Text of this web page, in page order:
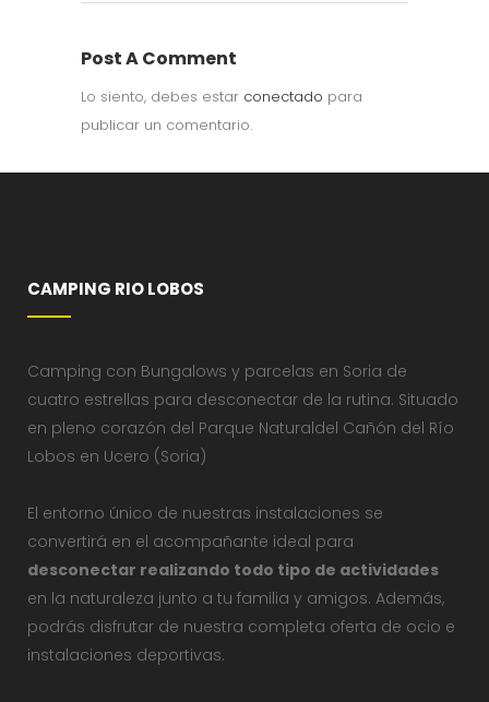
Post A Comment
Lo siento, debes estar conectado para
publicar un comentario.
CAMPING RIO LOBOS
Camping con Bungalows y parcelas en Soria de
cuatro estrellas para desconectar de la rutina. Situado
en pleno corazón del Parque Naturaldel Cañón del Río
Lobos en Ucero (Soria)
El entorno único de nuestras instalaciones se
convertirá en el acompañante ideal para
desconectar realizando todo tipo de actividades
en la naturaleza junto a tu familia y amigos. Además,
podrás disfrutar de nuestra completa oferta de ocio e
instalaciones deportivas.